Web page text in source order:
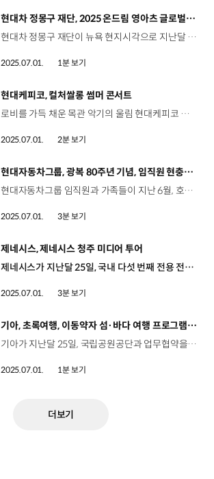
[동영상]
현대차 정몽구 재단, 2025 온드림 영아츠 글로벌 프로젝트
현대차 정몽구 재단이 뉴욕 현지시각으로 지난달 27일, 뉴욕한국문화원과 업무협약을 체결하고, K-클래식 인재를 위한 글로벌 네트워크 구축 본격화에 나섰습니다. 현대차 정몽구 재단은 매해 음악과 무용 분야에서 문화예술 인재를 선발하여 지원하는 ‘온드림 영아츠 프로그램’을 운영하고 있는데요. 뉴욕한국문화원과의 이번 협약은 문화예술 인재 양성 및 콘텐츠 교류 상호 협력을 위한 것으로, 지난해 스위스 취리히 음악원과의 협약에 이어 두 번째입니다. 이번 협약의 첫 결실로, 현대차 정몽구 스칼러십의 문화예술 장학생으로 구성된 ‘온드림 앙상블’이 뉴욕 카우프만 뮤직센터에서 성공적으로 데뷔 무대를 치뤘습니다.
2025.07.01. 1분 보기
[동영상]
현대케피코, 컬처쌀롱 썸머 콘서트
로비를 가득 채운 목관 악기의 울림 현대케피코 본사 25년 6월 25일 수요일 다채로운 문화 경험을 통해 일과 삶의 균형을 찾는 ‘현대케피코 컬처쌀롱’ 여름을 닮은 우리들의 음악회 ‘컬처쌀롱 SUMMER CONCERT’ 개최 강종선 매니저 / 현대케피코 인사팀 (현장싱크)작년에 이어 올해로 두 번째 문을 엽니다. 작년에는 바이올린, 첼로, 비올라로 구성된 현악 4중주였다면 (올해는) 특별한 시간으로 목관악 앙상블 연주회를 준비했습니다. 플루트, 오보에, 바순, 피아노 목관악기 4중주 컬처쌀롱 SUMMER CONCERT의 부제 ‘시네마 천국’ 영화OST, 대중적인 클래식 등 선곡 1부 – 클래식과 영화 조르주 비제의 ‘카르멘 모음곡’으로 문을 연 콘서트 익숙하고도 아름다운 멜로디 2부-사랑과 이별, 그리고 회상 ‘러브 어페어’, ‘시네마 천국’ 등 귀로 즐기는 명작 영화 3부- 보이는 음악 쉰들러 리스트, 지브리 애니메이션 대표곡 등 음악이 곧 그림이 되는 황홀한 경험 귀로 즐기는 초여름의 낭만과 힐링 임직원들의 정서적 만족과 풍요로운 문화생활 제공 “다채로운 문화 경험을 통해 일과 삶의 균형 도모”
2025.07.01. 2분 보기
[동영상]
현대자동차그룹, 광복 80주년 기념, 임직원 현충원 봉사활동
현대자동차그룹 임직원과 가족들이 지난 6월, 호국보훈의 달을 맞아 ‘리멤버 1945 : 기억을 잇는 손길’이라는 현충원 봉사활동을 함께 했습니다. 이번 행사는 사회공헌활동이 단순한 기부와 후원에서 기업 구성원이 참여하는 활동으로 달라져가는 시의성을 반영해 전 그룹사가 참여하는 캠페인으로 기획됐는데요, 지난 5월 31부터 6월 24일까지 총 6회차에 걸쳐, 18개 그룹사의 임직원과 가족 255명이 참여했습니다. 윤다경 매니저 / 현대자동차 CSR기획팀 현대자동차그룹은 올해 광복 80주년을 맞아 광복의 의미를 되새길 수 있는 임직원 릴레이 현충원 봉사 활동을 준비했습니다. 순국선열 참배, 현충원 견학, 묘역 정비 봉사활동을 통해서 오늘 활동이 광복의 의미를 좀 더 오랫동안 기억할 수 있는 계기가 되기를 바랍니다. 행사 참여자들은 현충원 묘역 정화와 헌화 정리 등의 봉사활동을 하고, 순국선열의 묘역을 참배했습니다. 이어, 현충원 해설사 프로그램에도 참여해 위패봉안관, 독립유공자 묘역 등을 둘러보며 나라사랑정신을 되새기는 시간도 가졌습니다. 강미경 책임연구원 / 현대모비스 모듈시작개발팀 교과서에서만 봤던 영웅들 그분들이 계신 곳에서 봉사활동을 한다는 게 의미 있었고, 묘비를 닦으면서 조금 더 나라에 대한 생각을 해보게 된 좋은 기회였던 것 같습니다. 박형민 책임매니저 / 현대위아 ICT추진팀 날씨가 더워서 땀도 많이 흘렸는데, 묘비를 닦고, 잡초라던지, (오래된) 헌화들을 제가 치우면서 각각의 묘비들에 적힌 분들께 인사도 드리고 의미 있는 봉사활동을 할 수 있는 것 같아서 정말 좋았던 것 같습니다. 현대자동차그룹은 앞으로도 그룹 공동 캠페인을 통해 그룹과 그룹사 간의 시너지를 강화할 예정입니다.
2025.07.01. 3분 보기
[동영상]
제네시스, 제네시스 청주 미디어 투어
제네시스가 지난달 25일, 국내 다섯 번째 전용 전시관 ‘제네시스 청주’에서 미디어 투어를 진행했습니다. 제네시스 전시관 중 가장 넓은 규모의 ‘제네시스 청주’는 개관 두 달 만에 누적 관람객 1만 명을 돌파하며 큰 관심을 받고 있습니다. ‘교감으로 빚은 켜’라는 콘셉트를 바탕으로 제네시스 전 라인업을 직접 보고 시승하는 것은 물론, 다양한 전시와 커뮤니티 프로그램을 체험할 수 있어서 청주의 새로운 랜드마크로 부상했습니다. 이번 미디어 투어는 ‘제네시스 청주’의 성과와 공간의 의미를 되새기고자 신문, 방송, 뉴미디어 등 총 43개 매체 50여 명을 초대했는데요. 개관 기념 특별전 ‘시간의 정원’을 진행 중인 작가와 직접 소통하는 시간을 가졌습니다. 조성호 작가 / 금속공예가(작가는) 항상 도전적으로 새로운 걸 시도해야 하는 사람이기 때문에, 그런 면에서 제네시스의 디자인 철학이라고 할까요? 단지 시각적인 자극 뿐만 아니라, 향기와 미각까지도 제공하려는 (제네시스의) 노력이 굉장히 좋았고 그 점에서 (저와) 잘 맞았다고 생각합니다. 이어, 도슨트와 함께 1층에서 6층까지 이어지는 ‘제네시스 청주’의 층별 투어도 진행됐습니다. 참가자들은 전시된 제네시스 전 라인업 차량과 콘셉트카 등을 직접 보고, 개발 스토리, 스케치, 디테일 컷 등을 통해 제네시스가 쌓아온 서사와 흔적에 몰입했습니다. 문정균 실장 / 현대자동차 제네시스공간경험실청주는 공예 도시로서 독자적인 문화적 정체성을 가진 곳입니다. 이를 위해 설계 단계부터 고객과의 정서적 연결과 청주의 지역적 특성을 고려했습니다. 기존에는 단지 차량 전시 공간에 집중된 경험이었다면 이제는 차량을 보는 목적 외에도 고객분들이 편하게 방문하셔서 브랜드를 알아가고 소통하는 그런 자리로 활용되는 것을 가장 중점적으로 고민했습니다. ‘제네시스 청주’는 앞으로 일반적인 자동차 전시관의 개념을 넘어 브랜드와 고객의 라이프스타일을 연결하는 ‘카 컬처 허브’로 자리 매김 할 예정입니다.
2025.07.01. 3분 보기
[동영상]
기아, 초록여행, 이동약자 섬·바다 여행 프로그램 신설
기아가 지난달 25일, 국립공원공단과 업무협약을 체결하고, 초록여행에 섬·바다 여행을 추가합니다. 지난 2012년 시작된 초록여행은 이동이 어려운 장애인을 위해 특수 제작한 차량을 무료로 빌려주는 사회공헌 프로그램으로, 누적 이용객이 약 10만 명에 달합니다. 이번 ‘이동약자 섬·바다 여행 지원을 위한 업무협약’을 통해, 8월부터 장애인 대상 변산반도 및 한려해상 국립공원 여행 프로그램이 운영되는데요. 기아는 체험을 위해 장애인 편의장치를 장착한 카니발과 유류비, 여행 경비 등을 지원하고, 국립공원공단은 숙박과 다양한 체험 프로그램의 운영을 담당하게 됩니다.
2025.07.01. 1분 보기
더보기